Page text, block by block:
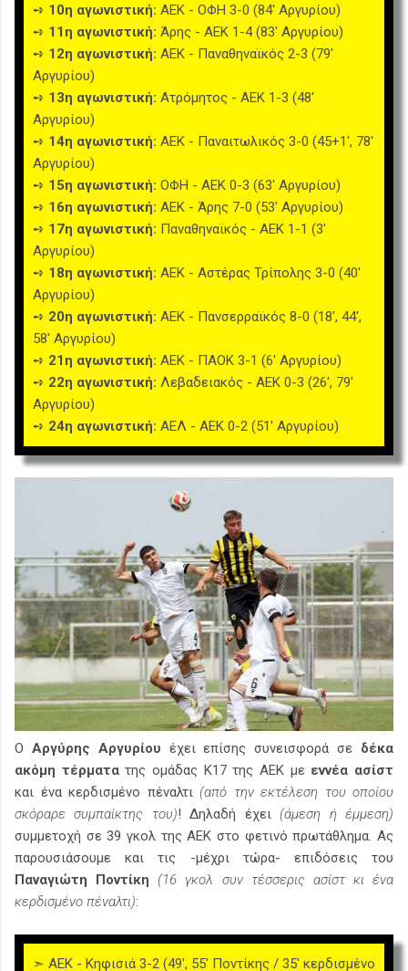
➺ 10η αγωνιστική: ΑΕΚ - ΟΦΗ 3-0 (84' Αργυρίου)
➺ 11η αγωνιστική: Άρης - ΑΕΚ 1-4 (83' Αργυρίου)
➺ 12η αγωνιστική: ΑΕΚ - Παναθηναϊκός 2-3 (79'
Αργυρίου)
➺ 13η αγωνιστική: Ατρόμητος - ΑΕΚ 1-3 (48'
Αργυρίου)
➺ 14η αγωνιστική: ΑΕΚ - Παναιτωλικός 3-0 (45+1', 78'
Αργυρίου)
➺ 15η αγωνιστική: ΟΦΗ - ΑΕΚ 0-3 (63' Αργυρίου)
➺ 16η αγωνιστική: ΑΕΚ - Άρης 7-0 (53' Αργυρίου)
➺ 17η αγωνιστική: Παναθηναϊκός - ΑΕΚ 1-1 (3'
Αργυρίου)
➺ 18η αγωνιστική: ΑΕΚ - Αστέρας Τρίπολης 3-0 (40'
Αργυρίου)
➺ 20η αγωνιστική: ΑΕΚ - Πανσερραϊκός 8-0 (18', 44',
58' Αργυρίου)
➺ 21η αγωνιστική: ΑΕΚ - ΠΑΟΚ 3-1 (6' Αργυρίου)
➺ 22η αγωνιστική: Λεβαδειακός - ΑΕΚ 0-3 (26', 79'
Αργυρίου)
➺ 24η αγωνιστική: ΑΕΛ - ΑΕΚ 0-2 (51' Αργυρίου)
Ο Αργύρης Αργυρίου έχει επίσης συνεισφορά σε δέκα
ακόμη τέρματατης ομάδας Κ17 της ΑΕΚ με εννέα ασίστ
και ένα κερδισμένο πέναλτι (από την εκτέλεση του οποίου
σκόραρε συμπαίκτης του)! Δηλαδή έχει(άμεση ή έμμεση)
συμμετοχή σε 39 γκολ της ΑΕΚ στο φετινό πρωτάθλημα. Ας
παρουσιάσουμε και τις -μέχρι τώρα- επιδόσεις του
Παναγιώτη Ποντίκη (16 γκολ συν τέσσερις ασίστ κι ένα
κερδισμένο πέναλτι):
➣ ΑΕΚ - Κηφισιά 3-2 (49', 55' Ποντίκης / 35' κερδισμένο